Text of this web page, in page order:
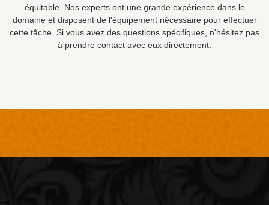
équitable. Nos experts ont une grande expérience dans le
domaine et disposent de l'équipement nécessaire pour effectuer
cette tâche. Si vous avez des questions spécifiques, n'hésitez pas
à prendre contact avec eux directement.